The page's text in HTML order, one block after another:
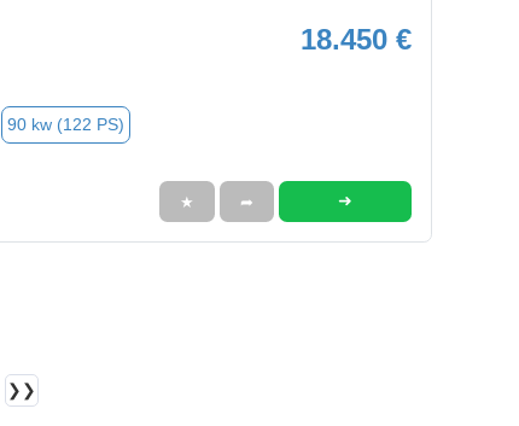
18.450 €
90 kw (122 PS)
★ ➦ ➜
❯❯